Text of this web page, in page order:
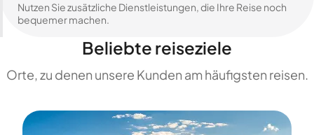
Nutzen Sie zusätzliche Dienstleistungen, die Ihre Reise noch
bequemer machen.
Beliebte reiseziele
Orte, zu denen unsere Kunden am häufigsten reisen.